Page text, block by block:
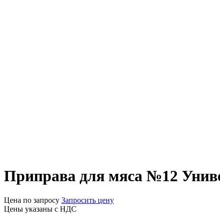
Приправа для мяса №12
Цена по запросу Запросить цену
Цены указаны с НДС